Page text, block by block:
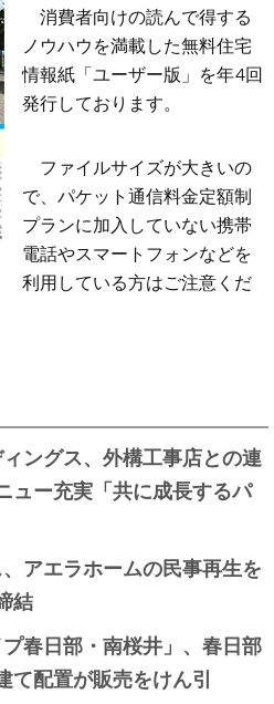
消費者向けの読んで得する
ノウハウを満載した無料住宅
情報紙「ユーザー版」を年4回
発行しております。
ファイルサイズが大きいの
で、パケット通信料金定額制
プランに加入していない携帯
電話やスマートフォンなどを
利用している方はご注意くだ
ングス、外構工事店との連
ュー充実「共に成長するパ
アエラホームの民事再生を
結
春日部・南桜井」、春日部
て配置が販売をけん引